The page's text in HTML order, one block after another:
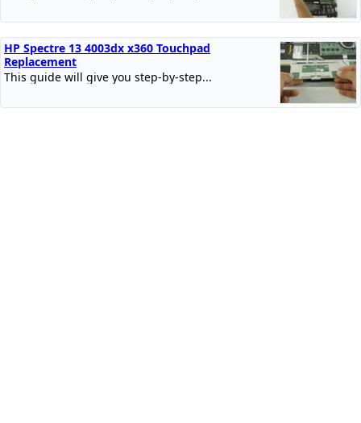
HP Spectre 13 4003dx x360 Touchpad
Replacement
This guide will give you step-by-step...